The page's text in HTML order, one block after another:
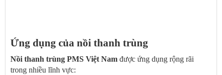
Ứng dụng của nồi thanh trùng
Nồi thanh trùng PMS Việt Nam được ứng dụng rộng rãi
trong nhiều lĩnh vực: